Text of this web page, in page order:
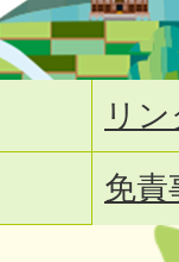
リ
免責